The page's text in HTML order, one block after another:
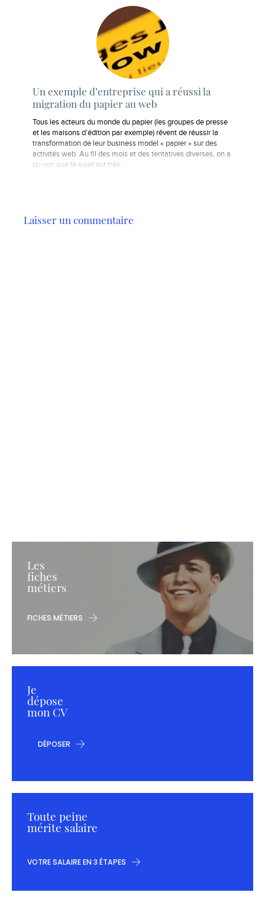
Un exemple d’entreprise qui a réussi la
migration du papier au web
Tous les acteurs du monde du papier (les groupes de presse
et les maisons d’édition par exemple) rêvent de réussir la
transformation de leur business model « papier » sur des
activités web. Au fil des mois et des tentatives diverses, on a
pu voir que le sujet est très…
Laisser un commentaire
Les
fiches
métiers
FICHES MÉTIERS
Je
dépose
mon CV
DÉPOSER
Toute peine
mérite salaire
VOTRE SALAIRE EN 3 ÉTAPES